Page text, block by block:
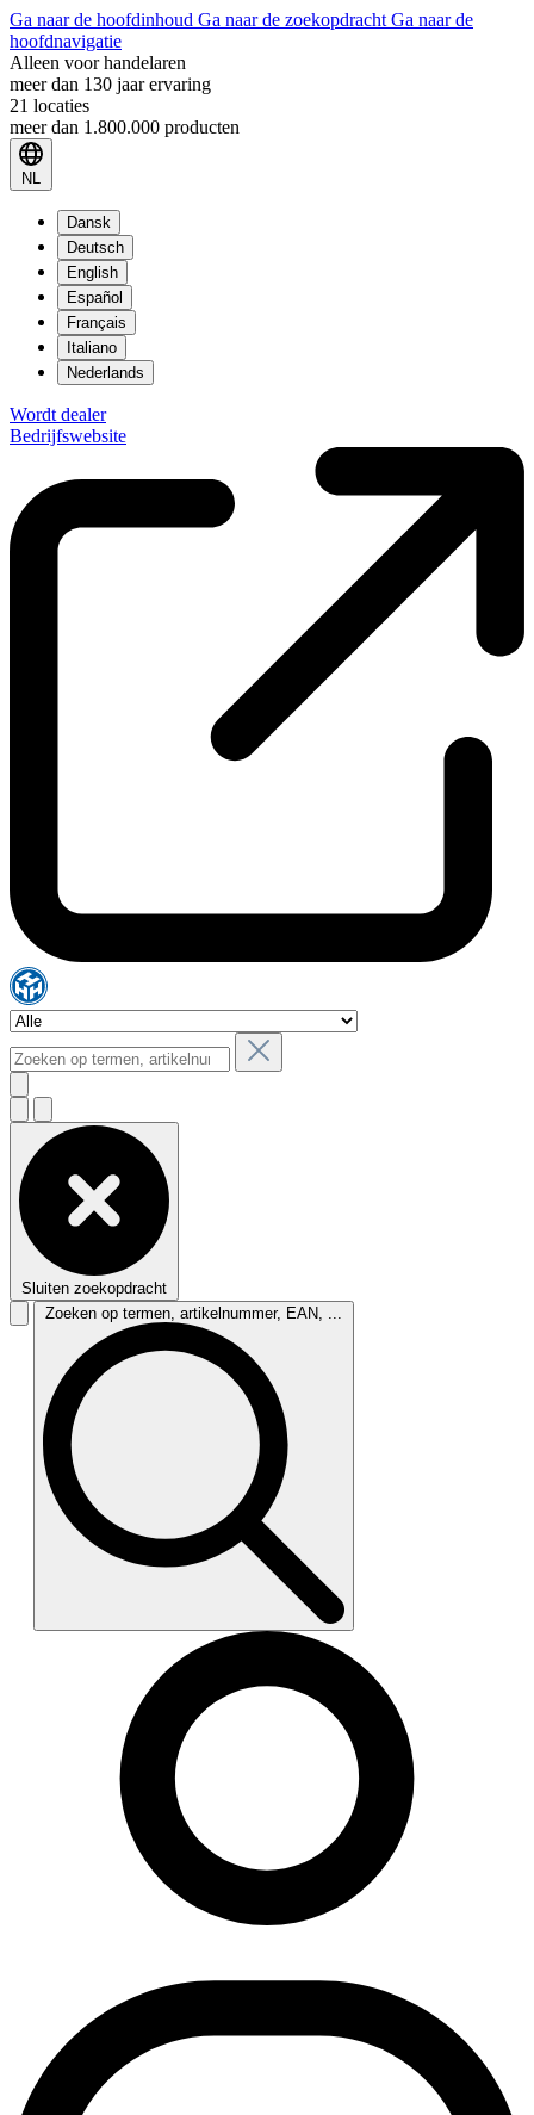
Ga naar de hoofdinhoud Ga naar de zoekopdracht Ga naar de
hoofdnavigatie
Alleen voor handelaren
meer dan 130 jaar ervaring
21 locaties
meer dan 1.800.000 producten
NL
Dansk
Deutsch
English
Español
Français
Italiano
Nederlands
Wordt dealer
Bedrijfswebsite
Sluiten zoekopdracht
Zoeken op termen, artikelnummer, EAN, ...